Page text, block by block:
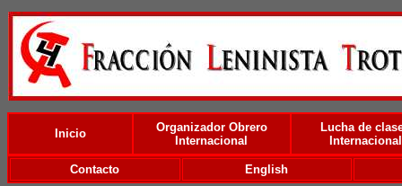
Inicio
Organizador Obrero
Internacional
Lucha de
Internacional
Contacto English